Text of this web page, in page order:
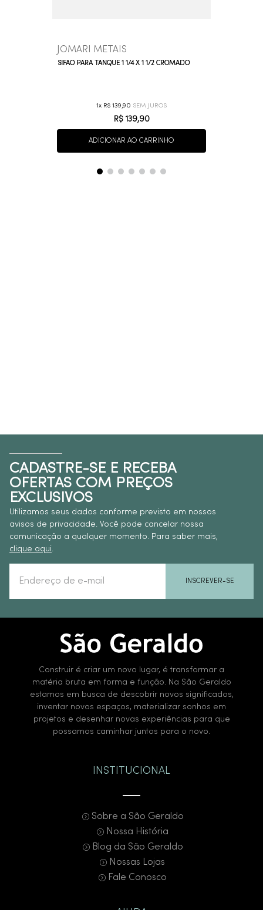
JOMARI METAIS
SIFÃO PARA TANQUE 1 1/4 X 1 1/2 CROMADO
1 R$ 139,90
R$ 139,90
ADICIONAR AO CARRINHO
CADASTRE-SE E RECEBA
OFERTAS COM PREÇOS
EXCLUSIVOS
Utilizamos seus dados conforme previsto em nossos
avisos de privacidade. Você pode cancelar nossa
comunicação a qualquer momento. Para saber mais,
clique aqui.
INSCREVER-SE
Construir é criar um novo lugar, é transformar a
matéria bruta em forma e função. Na São Geraldo
estamos em busca de descobrir novos significados,
inventar novos espaços, materializar sonhos em
projetos e desenhar novas experiências para que
possamos caminhar juntos para o novo.
INSTITUCIONAL
Sobre a São Geraldo
Nossa História
Blog da São Geraldo
Nossas Lojas
Fale Conosco